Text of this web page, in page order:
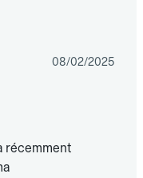
08/02/2025
récemment